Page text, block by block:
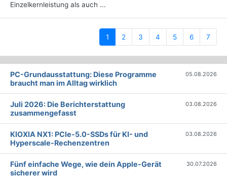
Einzelkernleistung als auch ...
1 (current)
2 3 4 5 6 7
PC-Grundausstattung: Diese Programme
braucht man im Alltag wirklich
05.08.2026
Juli 2026: Die Bericht­erstattung
zusammengefasst
03.08.2026
KIOXIA NX1: PCIe-5.0-SSDs für KI- und
Hyperscale-Rechenzentren
03.08.2026
Fünf einfache Wege, wie dein Apple-Gerät
sicherer wird
30.07.2026